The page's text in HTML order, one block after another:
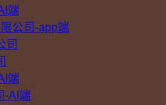
端
公司-app端
司
端
-AI端